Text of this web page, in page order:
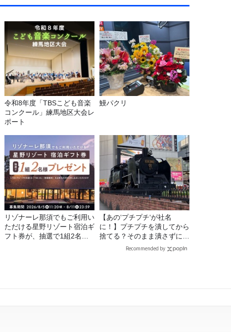
令和8年度「TBSこども音楽
コンクール」練馬地区大会レ
ポート
鰻パクリ
リゾナーレ那須でもご利用い
ただける星野リゾート宿泊ギ
フト券が、抽選で1組2名様
【あの‘プチプチ‘が社名
に！】プチプチを潰してから
捨てる？そのまま潰さずに捨
Recommended by